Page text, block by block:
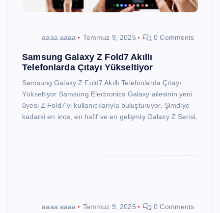
aaaa aaaa Temmuz 9, 2025 0 Comments
Samsung Galaxy Z Fold7 Akıllı
Telefonlarda Çıtayı Yükseltiyor
Samsung Galaxy Z Fold7 Akıllı Telefonlarda Çıtayı
Yükseltiyor Samsung Electronics Galaxy ailesinin yeni
üyesi Z Fold7’yi kullanıcılarıyla buluşturuyor. Şimdiye
kadarki en ince, en hafif ve en gelişmiş Galaxy Z Serisi,
aaaa aaaa Temmuz 9, 2025 0 Comments